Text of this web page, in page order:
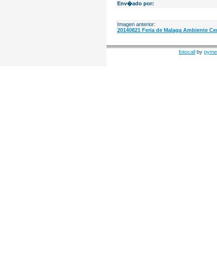
Env�ado por:
Imagen anterior:
20140821 Feria de Malaga Ambiente
fotocall by